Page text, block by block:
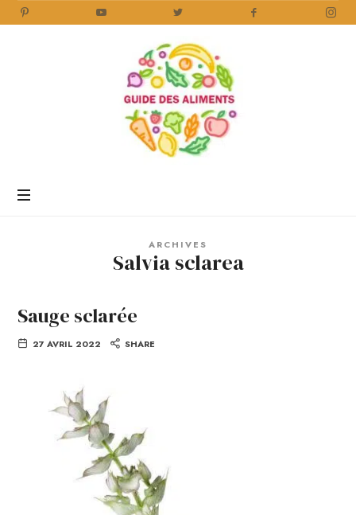
Aliments
ARCHIVES
Salvia sclarea
Sauge sclarée
27 AVRIL 2022 SHARE